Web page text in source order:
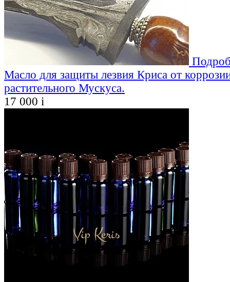
Масло для защиты лезвия Криса от
растительного Мускуса.
17 000 i